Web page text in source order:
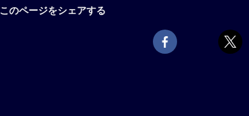
このページをシェアする